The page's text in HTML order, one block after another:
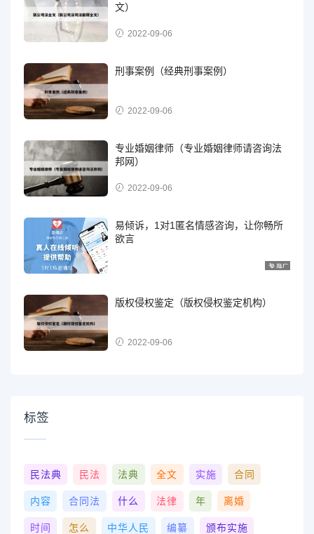
文）
2022-09-06
刑事案例（经典刑事案例）
2022-09-06
专业婚姻律师（专业婚姻律师请咨询法
邦网）
2022-09-06
易倾诉，1对1匿名情感咨询，让你畅所
欲言
版权侵权鉴定（版权侵权鉴定机构）
2022-09-06
标签
民法典 民法 法典 全文 实施 合同
内容 合同法 什么 法律 年 离婚
时间 怎么 中华人民 编纂 颁布实施